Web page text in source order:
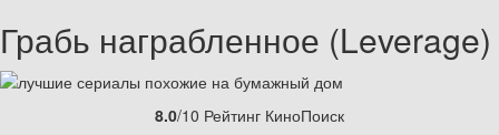
Грабь награбленное (Leverage)
8.0/10 Рейтинг КиноПоиск